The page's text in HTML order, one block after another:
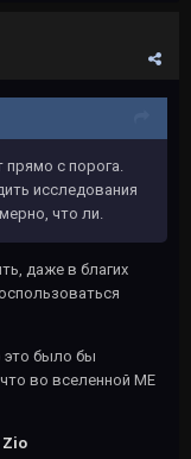
прямо с порога.
исследования
что ли.
даже в благих
это было бы
во вселенной МЕ
Zio